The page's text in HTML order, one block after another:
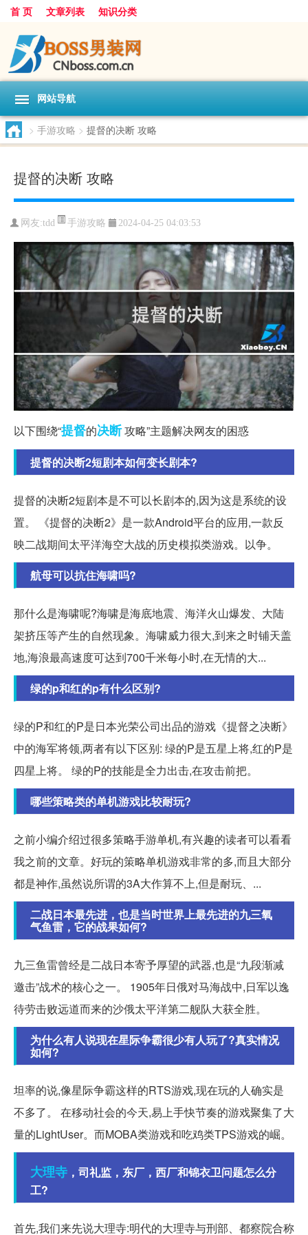
首 页 文章列表 知识分类
网站导航
> 手游攻略 > 提督的决断 攻略
提督的决断 攻略
网友:tdd 手游攻略 2024-04-25 04:03:53
以下围绕“提督的决断攻略”主题解决网友的困惑
提督的决断2短剧本如何变长剧本?
提督的决断2短剧本是不可以长剧本的,因为这是系统的设
置。 《提督的决断2》是一款Android平台的应用,一款反
映二战期间太平洋海空大战的历史模拟类游戏。以争。
航母可以抗住海啸吗?
那什么是海啸呢?海啸是海底地震、海洋火山爆发、大陆
架挤压等产生的自然现象。海啸威力很大,到来之时铺天盖
地,海浪最高速度可达到700千米每小时,在无情的大...
绿的p和红的p有什么区别?
绿的P和红的P是日本光荣公司出品的游戏《提督之决断》
中的海军将领,两者有以下区别: 绿的P是五星上将,红的P是
四星上将。 绿的P的技能是全力出击,在攻击前把。
哪些策略类的单机游戏比较耐玩?
之前小编介绍过很多策略手游单机,有兴趣的读者可以看看
我之前的文章。好玩的策略单机游戏非常的多,而且大部分
都是神作,虽然说所谓的3A大作算不上,但是耐玩、...
二战日本最先进，也是当时世界上最先进的九三氧
气鱼雷，它的战果如何?
九三鱼雷曾经是二战日本寄予厚望的武器,也是“九段渐减
邀击”战术的核心之一。 1905年日俄对马海战中,日军以逸
待劳击败远道而来的沙俄太平洋第二舰队大获全胜。
为什么有人说现在星际争霸很少有人玩了?真实情况
如何?
坦率的说,像星际争霸这样的RTS游戏,现在玩的人确实是
不多了。 在移动社会的今天,易上手快节奏的游戏聚集了大
量的LightUser。而MOBA类游戏和吃鸡类TPS游戏的崛。
大理寺 ，司礼监，东厂，西厂和锦衣卫问题怎么分
工?
首先,我们来先说大理寺:明代的大理寺与刑部、都察院合称